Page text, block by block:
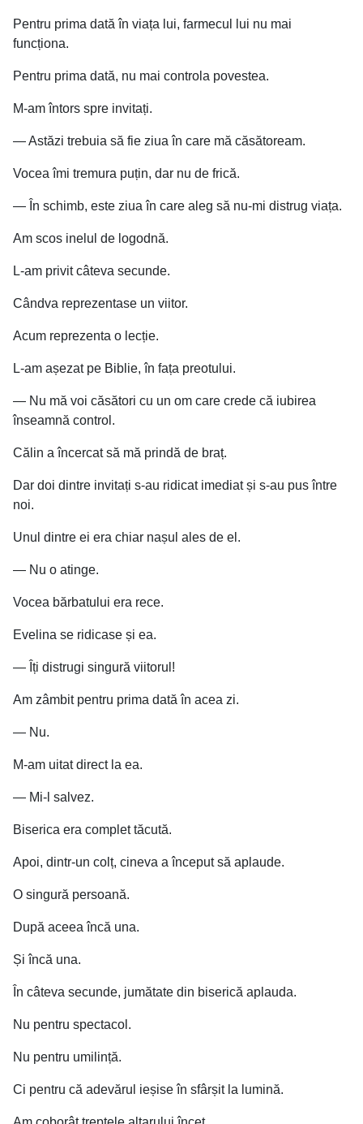
Pentru prima dată în viața lui, farmecul lui nu mai
funcționa.
Pentru prima dată, nu mai controla povestea.
M-am întors spre invitați.
— Astăzi trebuia să fie ziua în care mă căsătoream.
Vocea îmi tremura puțin, dar nu de frică.
— În schimb, este ziua în care aleg să nu-mi distrug viața.
Am scos inelul de logodnă.
L-am privit câteva secunde.
Cândva reprezentase un viitor.
Acum reprezenta o lecție.
L-am așezat pe Biblie, în fața preotului.
— Nu mă voi căsători cu un om care crede că iubirea
înseamnă control.
Călin a încercat să mă prindă de braț.
Dar doi dintre invitați s-au ridicat imediat și s-au pus între
noi.
Unul dintre ei era chiar nașul ales de el.
— Nu o atinge.
Vocea bărbatului era rece.
Evelina se ridicase și ea.
— Îți distrugi singură viitorul!
Am zâmbit pentru prima dată în acea zi.
— Nu.
M-am uitat direct la ea.
— Mi-l salvez.
Biserica era complet tăcută.
Apoi, dintr-un colț, cineva a început să aplaude.
O singură persoană.
După aceea încă una.
Și încă una.
În câteva secunde, jumătate din biserică aplauda.
Nu pentru spectacol.
Nu pentru umilință.
Ci pentru că adevărul ieșise în sfârșit la lumină.